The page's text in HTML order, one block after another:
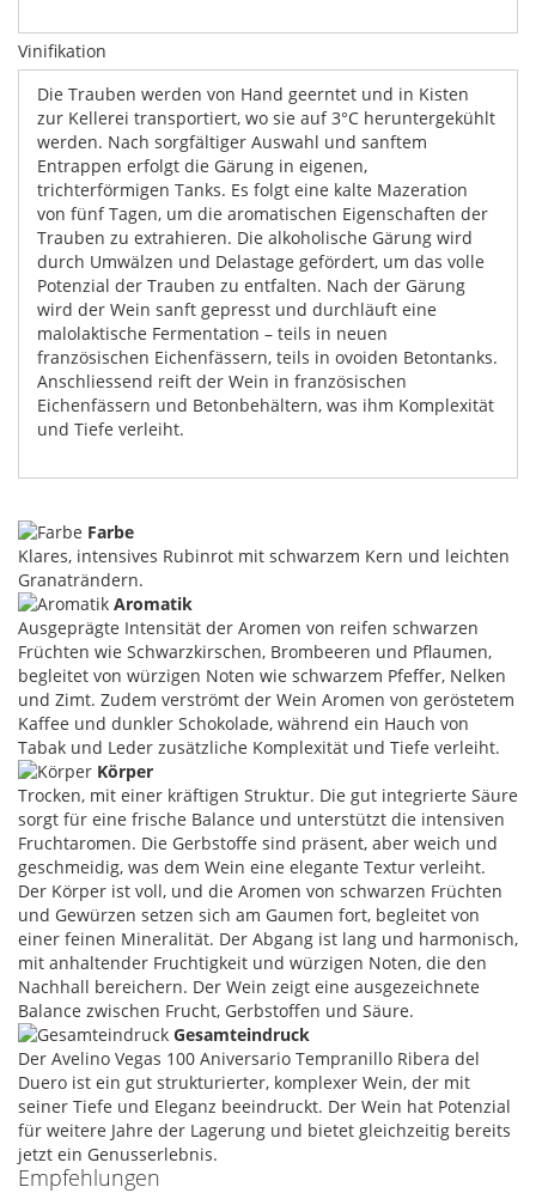
Vinifikation
Die Trauben werden von Hand geerntet und in Kisten
zur Kellerei transportiert, wo sie auf 3°C heruntergekühlt
werden. Nach sorgfältiger Auswahl und sanftem
Entrappen erfolgt die Gärung in eigenen,
trichterförmigen Tanks. Es folgt eine kalte Mazeration
von fünf Tagen, um die aromatischen Eigenschaften der
Trauben zu extrahieren. Die alkoholische Gärung wird
durch Umwälzen und Delastage gefördert, um das volle
Potenzial der Trauben zu entfalten. Nach der Gärung
wird der Wein sanft gepresst und durchläuft eine
malolaktische Fermentation – teils in neuen
französischen Eichenfässern, teils in ovoiden Betontanks.
Anschliessend reift der Wein in französischen
Eichenfässern und Betonbehältern, was ihm Komplexität
und Tiefe verleiht.
Farbe
Klares, intensives Rubinrot mit schwarzem Kern und leichten
Granaträndern.
Aromatik
Ausgeprägte Intensität der Aromen von reifen schwarzen
Früchten wie Schwarzkirschen, Brombeeren und Pflaumen,
begleitet von würzigen Noten wie schwarzem Pfeffer, Nelken
und Zimt. Zudem verströmt der Wein Aromen von geröstetem
Kaffee und dunkler Schokolade, während ein Hauch von
Tabak und Leder zusätzliche Komplexität und Tiefe verleiht.
Körper
Trocken, mit einer kräftigen Struktur. Die gut integrierte Säure
sorgt für eine frische Balance und unterstützt die intensiven
Fruchtaromen. Die Gerbstoffe sind präsent, aber weich und
geschmeidig, was dem Wein eine elegante Textur verleiht.
Der Körper ist voll, und die Aromen von schwarzen Früchten
und Gewürzen setzen sich am Gaumen fort, begleitet von
einer feinen Mineralität. Der Abgang ist lang und harmonisch,
mit anhaltender Fruchtigkeit und würzigen Noten, die den
Nachhall bereichern. Der Wein zeigt eine ausgezeichnete
Balance zwischen Frucht, Gerbstoffen und Säure.
Gesamteindruck
Der Avelino Vegas 100 Aniversario Tempranillo Ribera del
Duero ist ein gut strukturierter, komplexer Wein, der mit
seiner Tiefe und Eleganz beeindruckt. Der Wein hat Potenzial
für weitere Jahre der Lagerung und bietet gleichzeitig bereits
jetzt ein Genusserlebnis.
Empfehlungen